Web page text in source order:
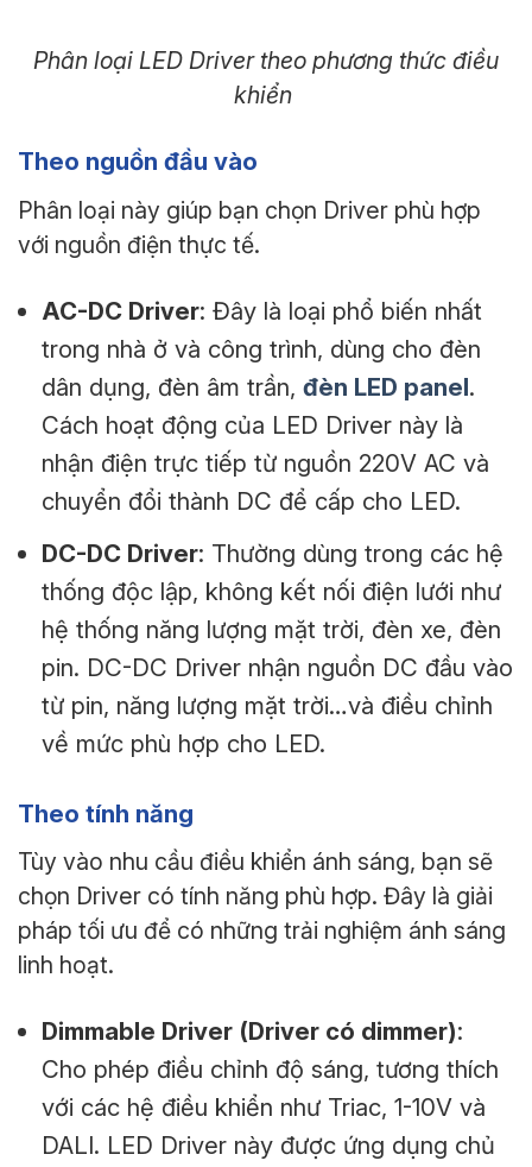
Phân loại LED Driver theo phương thức điều
khiển
Theo nguồn đầu vào
Phân loại này giúp bạn chọn Driver phù hợp
với nguồn điện thực tế.
AC-DC Driver: Đây là loại phổ biến nhất
trong nhà ở và công trình, dùng cho đèn
dân dụng, đèn âm trần,đèn LED panel.
Cách hoạt động của LED Driver này là
nhận điện trực tiếp từ nguồn 220V AC và
chuyển đổi thành DC để cấp cho LED.
DC-DC Driver: Thường dùng trong các hệ
thống độc lập, không kết nối điện lưới như
hệ thống năng lượng mặt trời, đèn xe, đèn
pin. DC-DC Driver nhận nguồn DC đầu vào
từ pin, năng lượng mặt trời…và điều chỉnh
về mức phù hợp cho LED.
Theo tính năng
Tùy vào nhu cầu điều khiển ánh sáng, bạn sẽ
chọn Driver có tính năng phù hợp. Đây là giải
pháp tối ưu để có những trải nghiệm ánh sáng
linh hoạt.
Dimmable Driver (Driver có dimmer):
Cho phép điều chỉnh độ sáng, tương thích
với các hệ điều khiển như Triac, 1-10V và
DALI. LED Driver này được ứng dụng chủ